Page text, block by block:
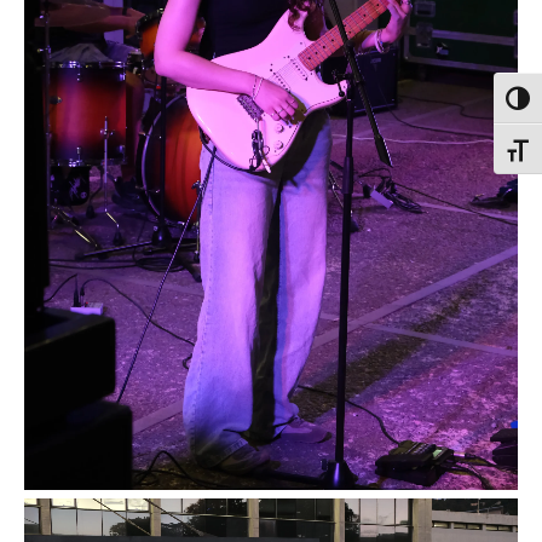
הפעל/כבה ניגודיות גבוהה
מתג גודל גופן